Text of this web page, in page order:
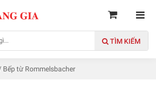
TÌM KIẾM
Bếp từ Rommelsbacher